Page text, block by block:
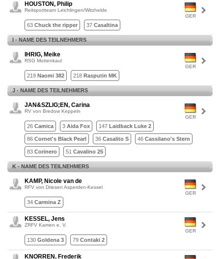
GER
HOUSTON, Philip
Reitsportteam Leichlingen/Witzhelde
63 Chuck the ripper 37 Casaltina
I - NAME DES TEILNEHMERS
GER
IHRIG, Meike
RSG Mottenkaul
219 Naomi 382 218 Rasputin MK
J - NAME DES TEILNEHMERS
GER
JAN&SZLIG;EN, Carina
RV von Bredow Keppeln
26 Camica 3 Aida Fox 147 Laidback Luke 2
86 Cornet's Black Pearl 36 Casalito S 46 Cassilano's Stern
83 Corinero 51 Cavalino 25
K - NAME DES TEILNEHMERS
GER
KAMP, Nicole van de
RFV von Driesen Asperden-Kessel
34 Carmina Z
GER
KESSEL, Jens
ZRFV Kamen e. V.
130 Goldena 3 79 Contaki 2
KNORREN, Frederik